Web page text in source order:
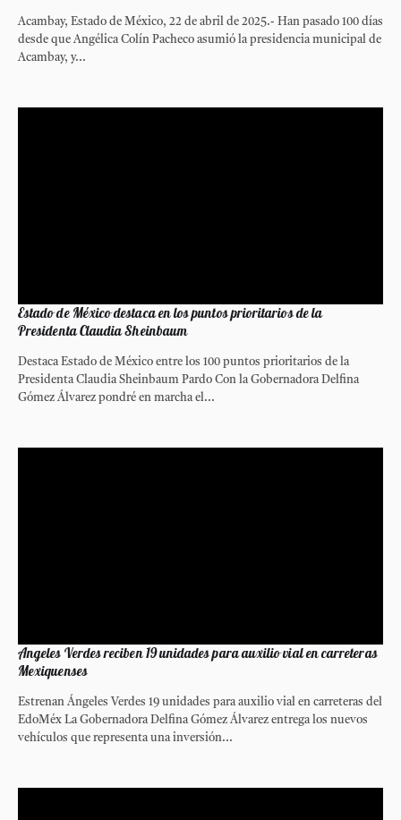
Acambay, Estado de México, 22 de abril de 2025.- Han pasado 100 días
desde que Angélica Colín Pacheco asumió la presidencia municipal de
Acambay, y...
Estado de México destaca en los puntos prioritarios de la
Presidenta Claudia Sheinbaum
Destaca Estado de México entre los 100 puntos prioritarios de la
Presidenta Claudia Sheinbaum Pardo Con la Gobernadora Delfina
Gómez Álvarez pondré en marcha el...
Angeles Verdes reciben 19 unidades para auxilio vial en carreteras
Mexiquenses
Estrenan Ángeles Verdes 19 unidades para auxilio vial en carreteras del
EdoMéx La Gobernadora Delfina Gómez Álvarez entrega los nuevos
vehículos que representa una inversión...